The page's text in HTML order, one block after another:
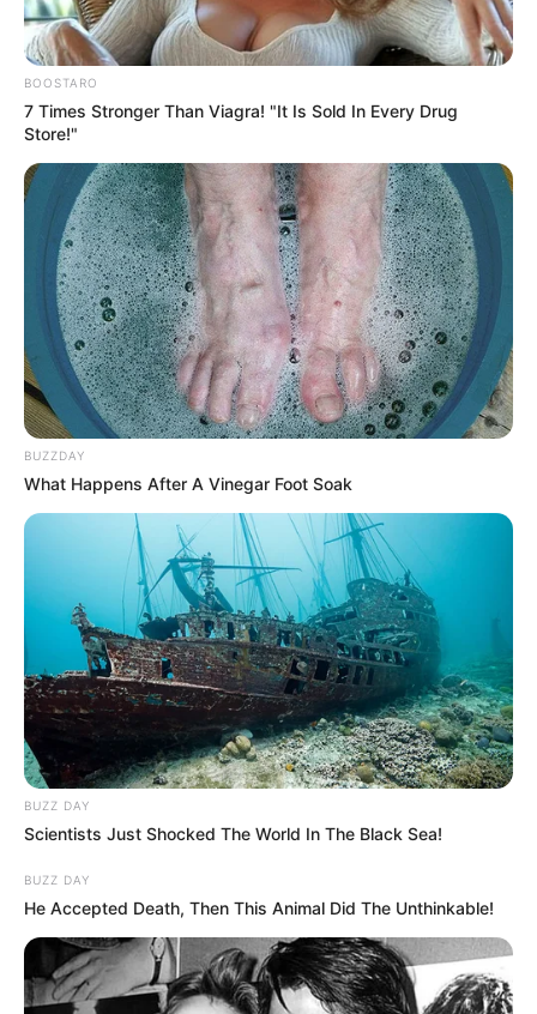
BOOSTARO
7 Times Stronger Than Viagra! "It Is Sold In Every Drug
Store!"
BUZZDAY
What Happens After A Vinegar Foot Soak
BUZZ DAY
Scientists Just Shocked The World In The Black Sea!
BUZZ DAY
He Accepted Death, Then This Animal Did The Unthinkable!